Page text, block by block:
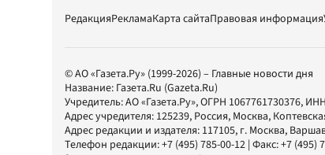
РедакцияРекламаКарта сайтаПравовая информация
© АО «Газета.Ру» (1999-2026) – Главные новости дня
Название: Газета.Ru (Gazeta.Ru)
Учредитель:АО «Газета.Ру», ОГРН 1067761730376,
Адрес учредителя: 125239, Россия, Москва,
Адрес редакции и издателя: 117105, г. Москва,
Телефон редакции:+7 (495) 785-00-12 | Факс:+7 (495)